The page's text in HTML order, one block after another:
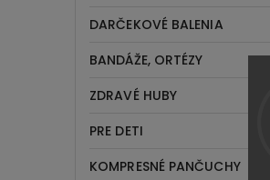
DARČEKOVÉ BALENIA
BANDÁŽE, ORTÉZY
ZDRAVÉ HUBY
PRE DETI
KOMPRESNÉ PANČUCHY